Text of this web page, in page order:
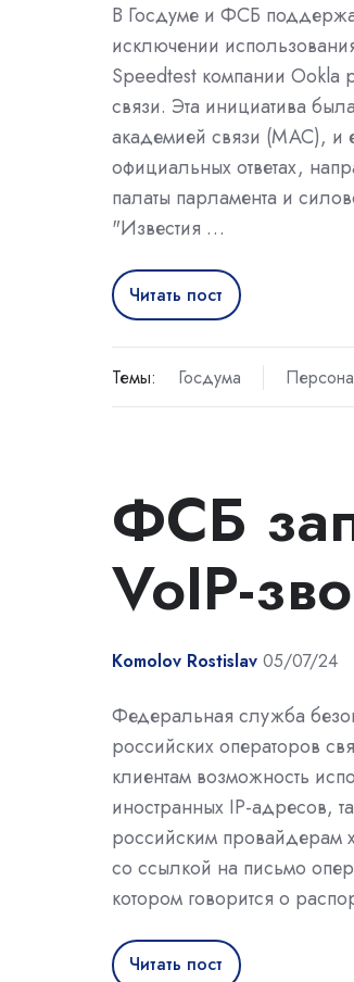
В Госдуме и ФСБ
исключении
Speedtest компании Ookla
связи. Эта инициатива
академией связи (МАС), и
официальных ответах,
палаты парламента и
"Известия …
Читать пост
Темы: Госдума
ФСБ
VoIP-
Komolov Rostislav 05/07/24
Федеральная служба
российских операторов
клиентам возможность
иностранных IP-адресов,
российским провайдерам
со ссылкой на письмо
котором говорится о
Читать пост